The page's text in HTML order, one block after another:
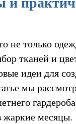
не только
тканей и
идеи для
мы
жаркие месяцы.